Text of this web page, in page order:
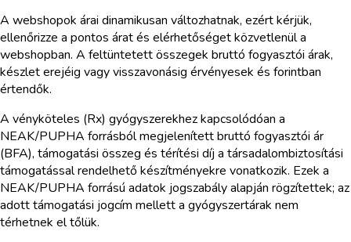
A webshopok árai dinamikusan változhatnak, ezért kérjük,
ellenőrizze a pontos árat és elérhetőséget közvetlenül a
webshopban. A feltüntetett összegek bruttó fogyasztói árak,
készlet erejéig vagy visszavonásig érvényesek és forintban
értendők.
A vényköteles (Rx) gyógyszerekhez kapcsolódóan a
NEAK/PUPHA forrásból megjelenített bruttó fogyasztói ár
(BFA), támogatási összeg és térítési díj a társadalombiztosítási
támogatással rendelhető készítményekre vonatkozik. Ezek a
NEAK/PUPHA forrású adatok jogszabály alapján rögzítettek; az
adott támogatási jogcím mellett a gyógyszertárak nem
térhetnek el tőlük.